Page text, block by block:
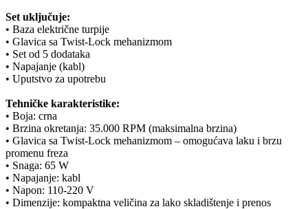
Set uključuje:
• Baza električne turpije
• Glavica sa Twist-Lock mehanizmom
• Set od 5 dodataka
• Napajanje (kabl)
• Uputstvo za upotrebu
Tehničke karakteristike:
• Boja: crna
• Brzina okretanja: 35.000 RPM (maksimalna brzina)
• Glavica sa Twist-Lock mehanizmom – omogućava laku i brzu
promenu freza
• Snaga: 65 W
• Napajanje: kabl
• Napon: 110-220 V
• Dimenzije: kompaktna veličina za lako skladištenje i prenos